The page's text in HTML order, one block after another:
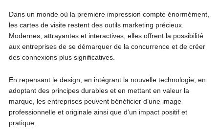
Dans un monde où la première impression compte énormément,
les cartes de visite restent des outils marketing précieux.
Modernes, attrayantes et interactives, elles offrent la possibilité
aux entreprises de se démarquer de la concurrence et de créer
des connexions plus significatives.
En repensant le design, en intégrant la nouvelle technologie, en
adoptant des principes durables et en mettant en valeur la
marque, les entreprises peuvent bénéficier d’une image
professionnelle et originale ainsi que d’un impact positif et
pratique.